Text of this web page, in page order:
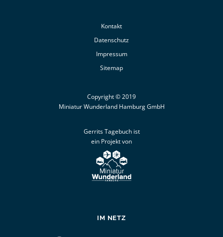
Kontakt
Datenschutz
Impressum
Sitemap
Copyright © 2019
Miniatur Wunderland Hamburg GmbH
Gerrits Tagebuch ist
ein Projekt von
IM NETZ